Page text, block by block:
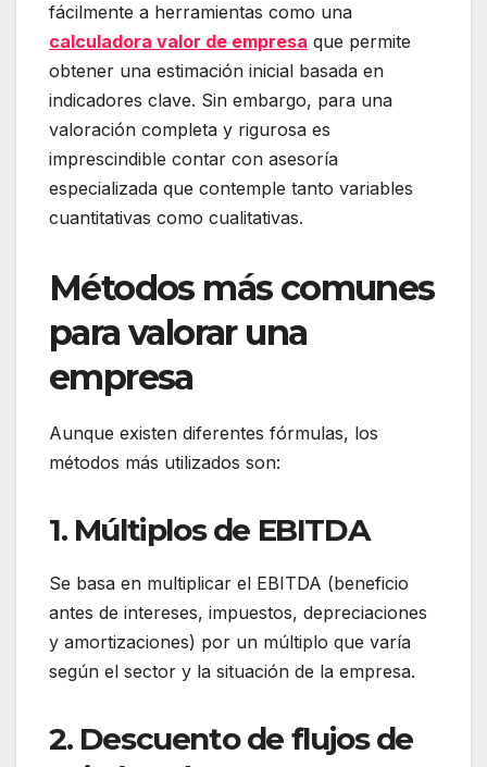
fácilmente a herramientas como una
calculadora valor de empresa que permite
obtener una estimación inicial basada en
indicadores clave. Sin embargo, para una
valoración completa y rigurosa es
imprescindible contar con asesoría
especializada que contemple tanto variables
cuantitativas como cualitativas.
Métodos más comunes
para valorar una
empresa
Aunque existen diferentes fórmulas, los
métodos más utilizados son:
1. Múltiplos de EBITDA
Se basa en multiplicar el EBITDA (beneficio
antes de intereses, impuestos, depreciaciones
y amortizaciones) por un múltiplo que varía
según el sector y la situación de la empresa.
2. Descuento de flujos de